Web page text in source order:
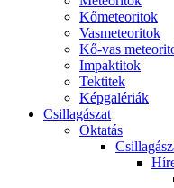
Kő­me­te­o­ri­tok
Vas­me­te­o­ri­tok
Kő-vas
Imp­ak­ti­tok
Tek­ti­tek
Kép­ga­lé­ri­ák
Csil­la­gá­szat
Ok­ta­tás